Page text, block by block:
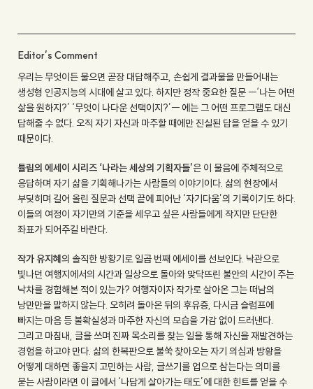
Editor’s Comment
우리는 무엇이든 물으면 곧장 대답해주고, 손쉽게 결과물을 만들어내는
생성형 인공지능의 시대에 살고 있다. 하지만 정작 중요한 질문 ㅡ‘나는 어떤
삶을 원하지?’ ‘무엇이 나다운 선택이지?’ㅡ 에는 그 어떤 프로그램도 대신
답해줄 수 없다. 오직 자기 자신과 마주할 때에만 진실된 답을 얻을 수 있기
때문이다.
튤립의 에세이 시리즈 ‘나라는 세상의 기획자들’은 이 물음에 주체적으로
응답하며 자기 삶을 기획해나가는 사람들의 이야기이다. 삶의 현장에서
부딪히며 길어 올린 질문과 선택 끝에 피어난 ‘자기다움’의 기록이기도 하다.
이들의 여정이 자기만의 기준을 세우고 싶은 사람들에게 작지만 단단한
좌표가 되어주길 바란다.
작가 유지혜 의 솔직한 방황기로 일곱 번째 에세이를 선보인다. 낙관으로
빛나던 여행지에서의 시간과 일상으로 돌아와 맞닥뜨린 불안의 시간이 주는
낙차를 경험해본 적이 있는가? 여행자이자 작가로 살아온 그는 떠남의
낭만만을 말하지 않는다. 오히려 돌아온 뒤의 후유증, 다시금 슬럼프에
빠지는 마음 등 불확실성과 마주한 자신의 모습을 가감 없이 드러낸다.
그리고 마침내, 글을 쓰며 진짜 목소리를 찾는 일을 통해 자신을 재발견하는
경험을 하고야 만다. 삶의 한복판으로 불쑥 찾아오는 자기 의심과 방황을
어떻게 대하면 좋을지 고민하는 사람, 글쓰기를 업으로 삼는다는 의미를
묻는 사람이라면 이 글에서 ‘나답게 살아가는 태도’에 대한 힌트를 얻을 수